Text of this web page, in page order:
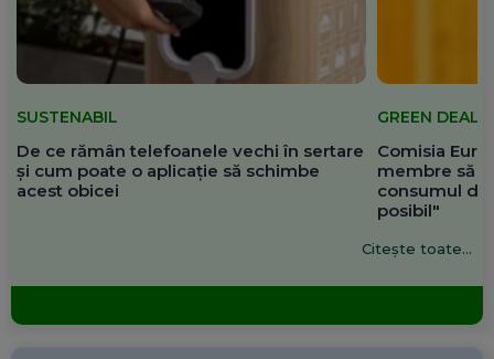
SUSTENABIL
De ce rămân telefoanele vechi în sertare
și cum poate o aplicație să schimbe
acest obicei
GREEN DEAL
Comisia
membre să
consumul de
posibil"
Citește toate...